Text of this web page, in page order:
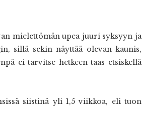
mielettömän upea juuri syksyyn ja
sillä sekin näyttää olevan kaunis,
ei tarvitse hetkeen taas etsiskellä
siistinä yli 1,5 viikkoa, eli tuon